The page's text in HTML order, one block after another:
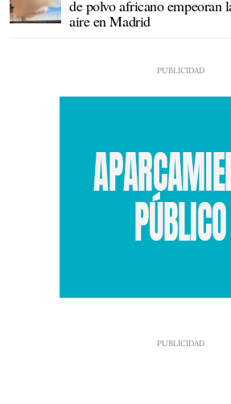
de polvo africano empeoran
aire en Madrid